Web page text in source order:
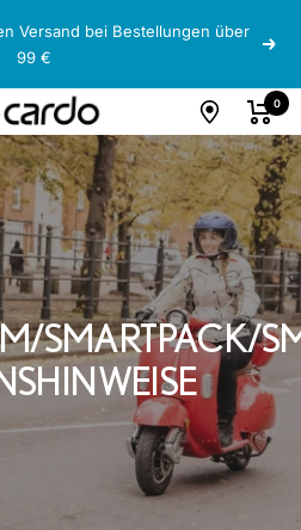
Versand bei Bestellungen über
99 €
0
SMARTPACK/